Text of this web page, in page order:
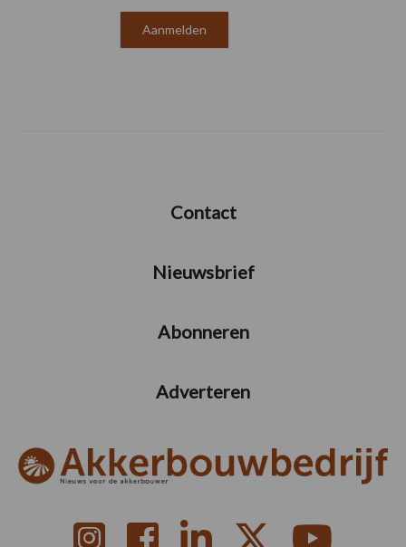
Contact
Nieuwsbrief
Abonneren
Adverteren